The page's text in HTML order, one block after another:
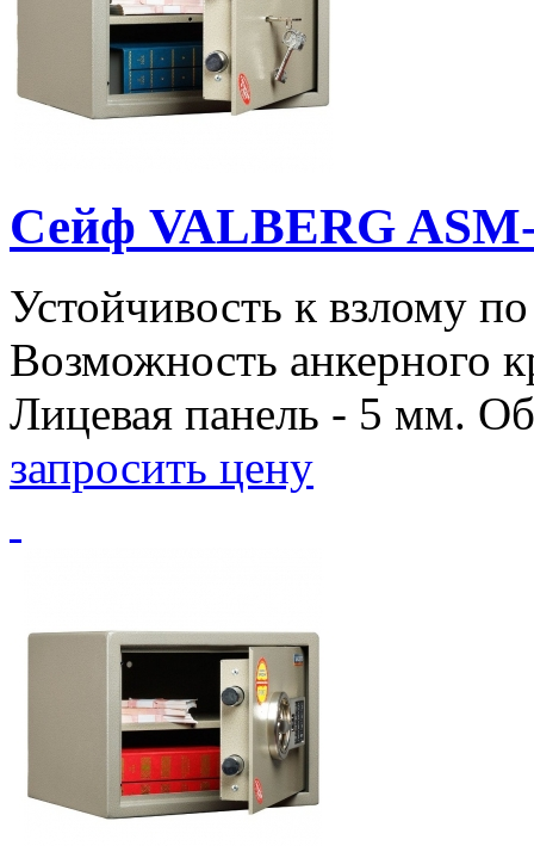
Сейф VALBERG
Устойчивость к взлому
Возможность анкерного
Лицевая панель - 5 мм.
запросить цену